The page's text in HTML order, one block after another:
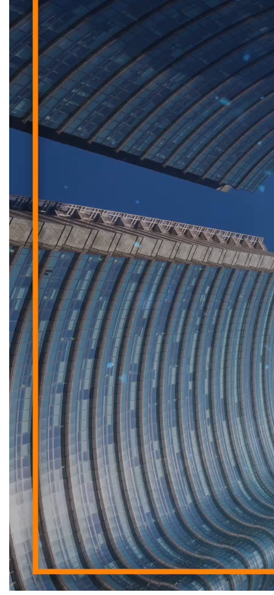
ROMA (ITALPRESS) – In questa edizione:
– Welfare aziendale in crescita nelle pmi
– Federmanager, focus su fiscalità premiale e giovani
– Turismo, crollano le presenze in Italia dal Golfo Persico
– Rottamazione quinquies, pagamenti in scadenza
mgg/abr/gsl